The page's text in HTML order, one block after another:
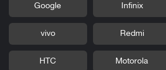
Infinix
Google
Redmi
vivo
Motorola
HTC